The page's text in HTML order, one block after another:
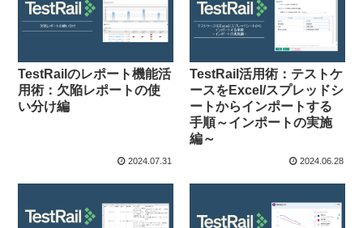
TestRailのレポート機能活
用術：欠陥レポートの使
い分け編
2024.07.31
TestRail活用術：テストケ
ースをExcel/スプレッドシ
ートからインポートする
手順～インポートの実施
編～
2024.06.28